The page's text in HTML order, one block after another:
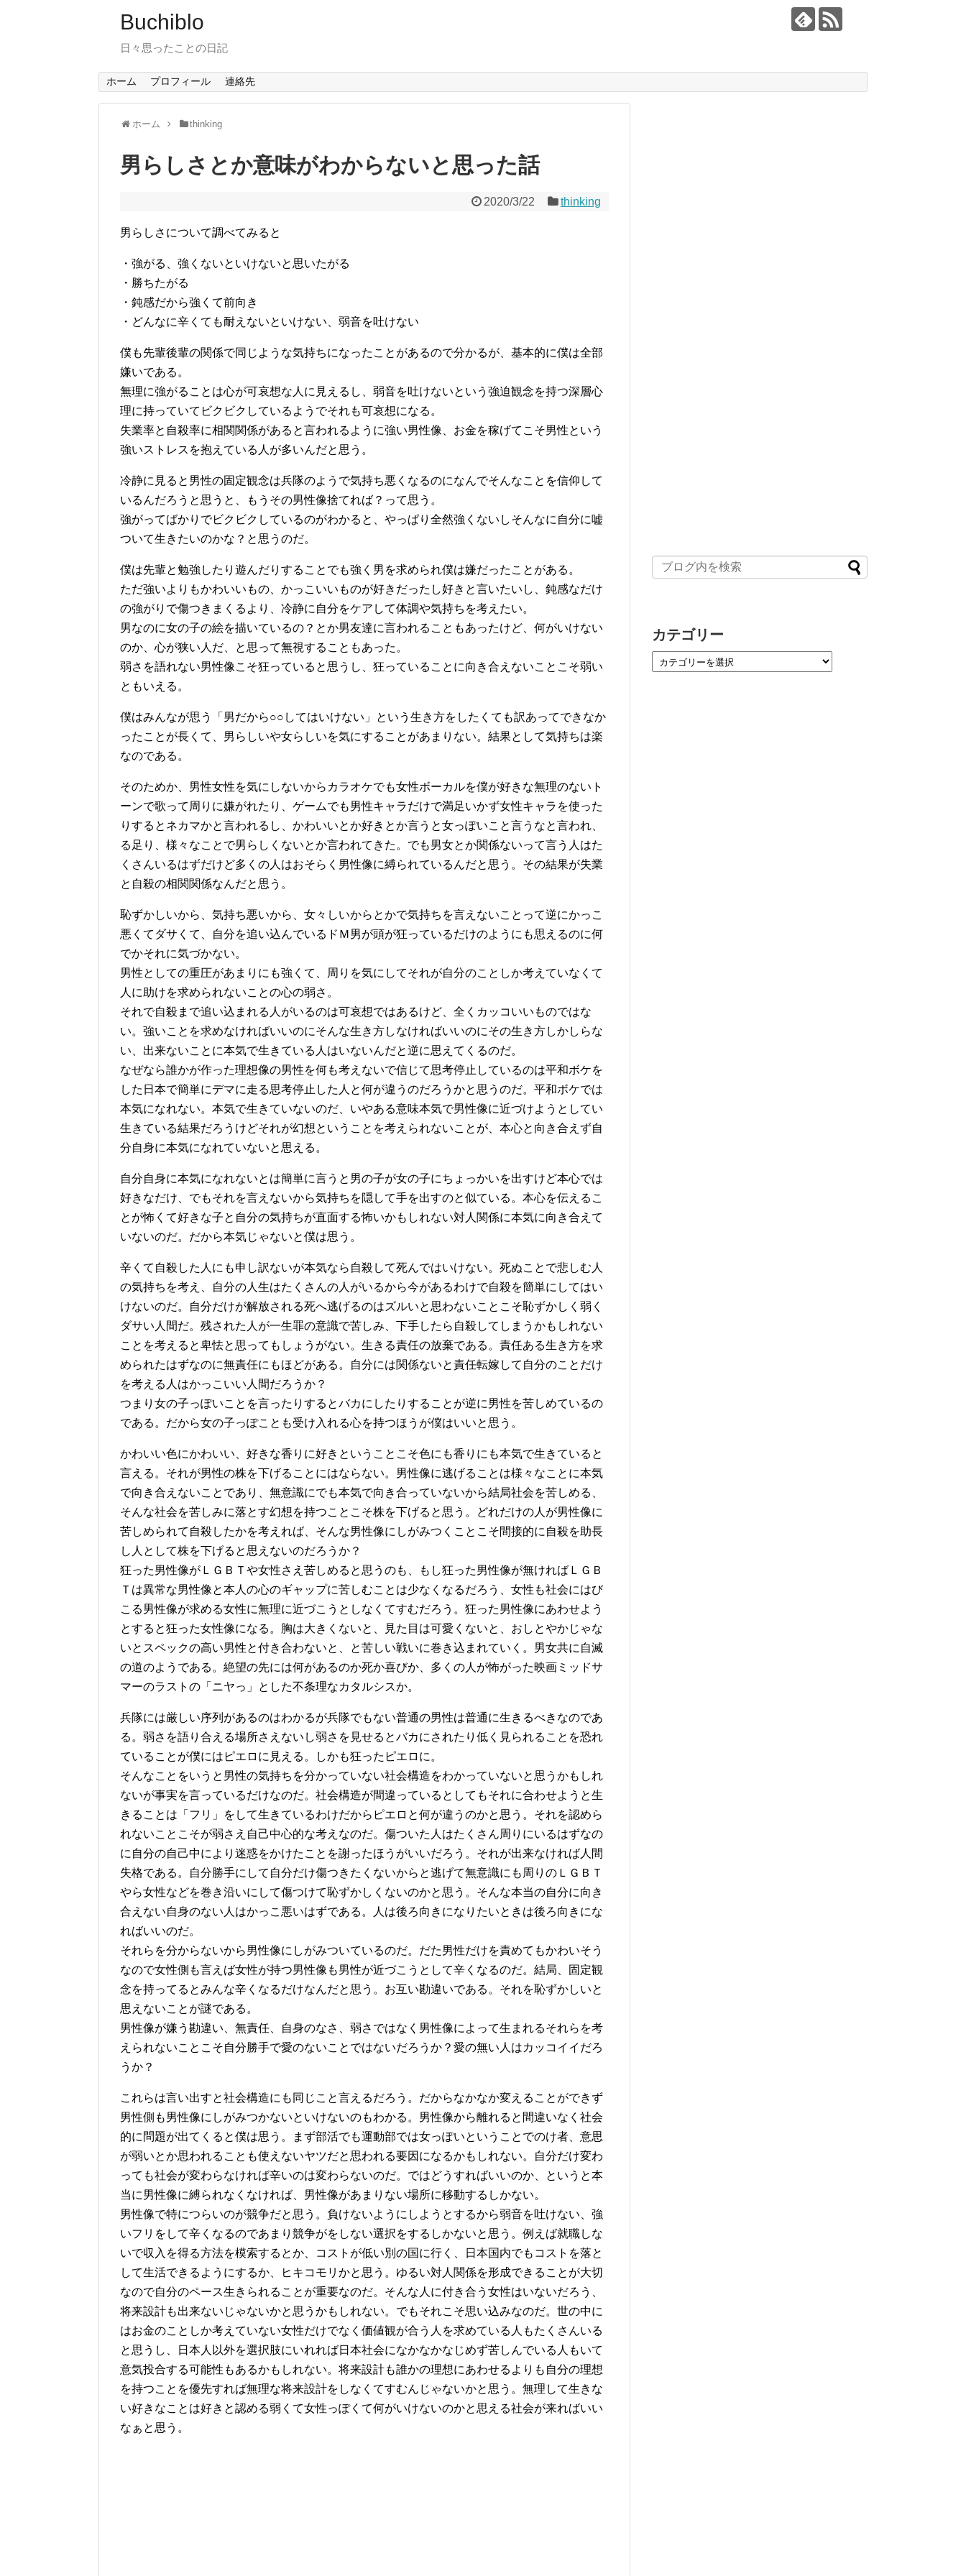
Buchiblo
日々思ったことの日記
ホーム プロフィール 連絡先
ホーム thinking
男らしさとか意味がわからないと思った話
2020/3/22 thinking
男らしさについて調べてみると
・強がる、強くないといけないと思いたがる
・勝ちたがる
・鈍感だから強くて前向き
・どんなに辛くても耐えないといけない、弱音を吐けない
僕も先輩後輩の関係で同じような気持ちになったことがあるので分かるが、基本的に僕は全部
嫌いである。
無理に強がることは心が可哀想な人に見えるし、弱音を吐けないという強迫観念を持つ深層心
理に持っていてビクビクしているようでそれも可哀想になる。
失業率と自殺率に相関関係があると言われるように強い男性像、お金を稼げてこそ男性という
強いストレスを抱えている人が多いんだと思う。
冷静に見ると男性の固定観念は兵隊のようで気持ち悪くなるのになんでそんなことを信仰して
いるんだろうと思うと、もうその男性像捨てれば？って思う。
強がってばかりでビクビクしているのがわかると、やっぱり全然強くないしそんなに自分に嘘
ついて生きたいのかな？と思うのだ。
僕は先輩と勉強したり遊んだりすることでも強く男を求められ僕は嫌だったことがある。
ただ強いよりもかわいいもの、かっこいいものが好きだったし好きと言いたいし、鈍感なだけ
の強がりで傷つきまくるより、冷静に自分をケアして体調や気持ちを考えたい。
男なのに女の子の絵を描いているの？とか男友達に言われることもあったけど、何がいけない
のか、心が狭い人だ、と思って無視することもあった。
弱さを語れない男性像こそ狂っていると思うし、狂っていることに向き合えないことこそ弱い
ともいえる。
僕はみんなが思う「男だから○○してはいけない」という生き方をしたくても訳あってできなか
ったことが長くて、男らしいや女らしいを気にすることがあまりない。結果として気持ちは楽
なのである。
そのためか、男性女性を気にしないからカラオケでも女性ボーカルを僕が好きな無理のないト
ーンで歌って周りに嫌がれたり、ゲームでも男性キャラだけで満足いかず女性キャラを使った
りするとネカマかと言われるし、かわいいとか好きとか言うと女っぽいこと言うなと言われ、
る足り、様々なことで男らしくないとか言われてきた。でも男女とか関係ないって言う人はた
くさんいるはずだけど多くの人はおそらく男性像に縛られているんだと思う。その結果が失業
と自殺の相関関係なんだと思う。
恥ずかしいから、気持ち悪いから、女々しいからとかで気持ちを言えないことって逆にかっこ
悪くてダサくて、自分を追い込んでいるドＭ男が頭が狂っているだけのようにも思えるのに何
でかそれに気づかない。
男性としての重圧があまりにも強くて、周りを気にしてそれが自分のことしか考えていなくて
人に助けを求められないことの心の弱さ。
それで自殺まで追い込まれる人がいるのは可哀想ではあるけど、全くカッコいいものではな
い。強いことを求めなければいいのにそんな生き方しなければいいのにその生き方しかしらな
い、出来ないことに本気で生きている人はいないんだと逆に思えてくるのだ。
なぜなら誰かが作った理想像の男性を何も考えないで信じて思考停止しているのは平和ボケを
した日本で簡単にデマに走る思考停止した人と何が違うのだろうかと思うのだ。平和ボケでは
本気になれない。本気で生きていないのだ、いやある意味本気で男性像に近づけようとしてい
生きている結果だろうけどそれが幻想ということを考えられないことが、本心と向き合えず自
分自身に本気になれていないと思える。
自分自身に本気になれないとは簡単に言うと男の子が女の子にちょっかいを出すけど本心では
好きなだけ、でもそれを言えないから気持ちを隠して手を出すのと似ている。本心を伝えるこ
とが怖くて好きな子と自分の気持ちが直面する怖いかもしれない対人関係に本気に向き合えて
いないのだ。だから本気じゃないと僕は思う。
辛くて自殺した人にも申し訳ないが本気なら自殺して死んではいけない。死ぬことで悲しむ人
の気持ちを考え、自分の人生はたくさんの人がいるから今があるわけで自殺を簡単にしてはい
けないのだ。自分だけが解放される死へ逃げるのはズルいと思わないことこそ恥ずかしく弱く
ダサい人間だ。残された人が一生罪の意識で苦しみ、下手したら自殺してしまうかもしれない
ことを考えると卑怯と思ってもしょうがない。生きる責任の放棄である。責任ある生き方を求
められたはずなのに無責任にもほどがある。自分には関係ないと責任転嫁して自分のことだけ
を考える人はかっこいい人間だろうか？
つまり女の子っぽいことを言ったりするとバカにしたりすることが逆に男性を苦しめているの
である。だから女の子っぽことも受け入れる心を持つほうが僕はいいと思う。
かわいい色にかわいい、好きな香りに好きということこそ色にも香りにも本気で生きていると
言える。それが男性の株を下げることにはならない。男性像に逃げることは様々なことに本気
で向き合えないことであり、無意識にでも本気で向き合っていないから結局社会を苦しめる、
そんな社会を苦しみに落とす幻想を持つことこそ株を下げると思う。どれだけの人が男性像に
苦しめられて自殺したかを考えれば、そんな男性像にしがみつくことこそ間接的に自殺を助長
し人として株を下げると思えないのだろうか？
狂った男性像がＬＧＢＴや女性さえ苦しめると思うのも、もし狂った男性像が無ければＬＧＢ
Ｔは異常な男性像と本人の心のギャップに苦しむことは少なくなるだろう、女性も社会にはび
こる男性像が求める女性に無理に近づこうとしなくてすむだろう。狂った男性像にあわせよう
とすると狂った女性像になる。胸は大きくないと、見た目は可愛くないと、おしとやかじゃな
いとスペックの高い男性と付き合わないと、と苦しい戦いに巻き込まれていく。男女共に自滅
の道のようである。絶望の先には何があるのか死か喜びか、多くの人が怖がった映画ミッドサ
マーのラストの「ニヤっ」とした不条理なカタルシスか。
兵隊には厳しい序列があるのはわかるが兵隊でもない普通の男性は普通に生きるべきなのであ
る。弱さを語り合える場所さえないし弱さを見せるとバカにされたり低く見られることを恐れ
ていることが僕にはピエロに見える。しかも狂ったピエロに。
そんなことをいうと男性の気持ちを分かっていない社会構造をわかっていないと思うかもしれ
ないが事実を言っているだけなのだ。社会構造が間違っているとしてもそれに合わせようと生
きることは「フリ」をして生きているわけだからピエロと何が違うのかと思う。それを認めら
れないことこそが弱さえ自己中心的な考えなのだ。傷ついた人はたくさん周りにいるはずなの
に自分の自己中により迷惑をかけたことを謝ったほうがいいだろう。それが出来なければ人間
失格である。自分勝手にして自分だけ傷つきたくないからと逃げて無意識にも周りのＬＧＢＴ
やら女性などを巻き沿いにして傷つけて恥ずかしくないのかと思う。そんな本当の自分に向き
合えない自身のない人はかっこ悪いはずである。人は後ろ向きになりたいときは後ろ向きにな
ればいいのだ。
それらを分からないから男性像にしがみついているのだ。だた男性だけを責めてもかわいそう
なので女性側も言えば女性が持つ男性像も男性が近づこうとして辛くなるのだ。結局、固定観
念を持ってるとみんな辛くなるだけなんだと思う。お互い勘違いである。それを恥ずかしいと
思えないことが謎である。
男性像が嫌う勘違い、無責任、自身のなさ、弱さではなく男性像によって生まれるそれらを考
えられないことこそ自分勝手で愛のないことではないだろうか？愛の無い人はカッコイイだろ
うか？
これらは言い出すと社会構造にも同じこと言えるだろう。だからなかなか変えることができず
男性側も男性像にしがみつかないといけないのもわかる。男性像から離れると間違いなく社会
的に問題が出てくると僕は思う。まず部活でも運動部では女っぽいということでのけ者、意思
が弱いとか思われることも使えないヤツだと思われる要因になるかもしれない。自分だけ変わ
っても社会が変わらなければ辛いのは変わらないのだ。ではどうすればいいのか、というと本
当に男性像に縛られなくなければ、男性像があまりない場所に移動するしかない。
男性像で特につらいのが競争だと思う。負けないようにしようとするから弱音を吐けない、強
いフリをして辛くなるのであまり競争がをしない選択をするしかないと思う。例えば就職しな
いで収入を得る方法を模索するとか、コストが低い別の国に行く、日本国内でもコストを落と
して生活できるようにするか、ヒキコモリかと思う。ゆるい対人関係を形成できることが大切
なので自分のペース生きられることが重要なのだ。そんな人に付き合う女性はいないだろう、
将来設計も出来ないじゃないかと思うかもしれない。でもそれこそ思い込みなのだ。世の中に
はお金のことしか考えていない女性だけでなく価値観が合う人を求めている人もたくさんいる
と思うし、日本人以外を選択肢にいれれば日本社会になかなかなじめず苦しんでいる人もいて
意気投合する可能性もあるかもしれない。将来設計も誰かの理想にあわせるよりも自分の理想
を持つことを優先すれば無理な将来設計をしなくてすむんじゃないかと思う。無理して生きな
い好きなことは好きと認める弱くて女性っぽくて何がいけないのかと思える社会が来ればいい
なぁと思う。
カテゴリー